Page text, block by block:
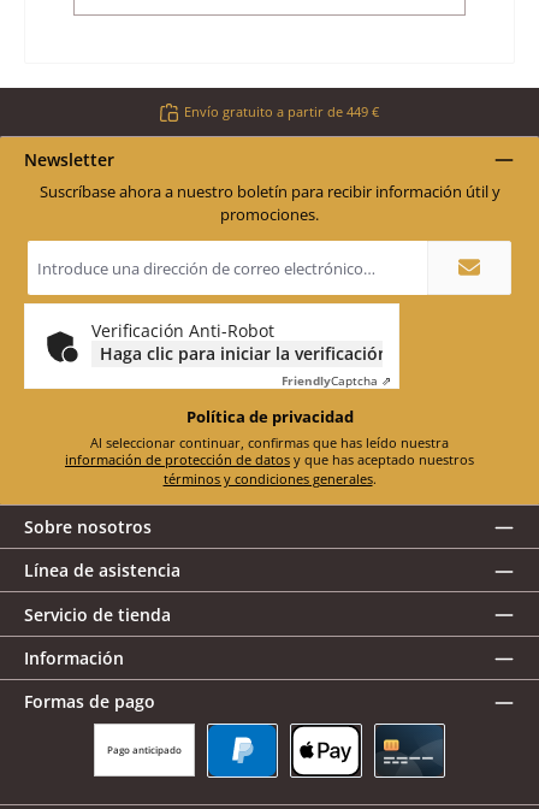
Envío gratuito a partir de 449 €
Newsletter
Suscríbase ahora a nuestro boletín para recibir información útil y
promociones.
de
correo
electrónico
Verificación Anti-Robot
Haga clic para iniciar la verificación
FriendlyCaptcha ⇗
Política de privacidad
información de protección de datos
términos y condiciones generales.
Sobre nosotros
Línea de asistencia
Servicio de tienda
Información
Formas de pago
Pago anticipado